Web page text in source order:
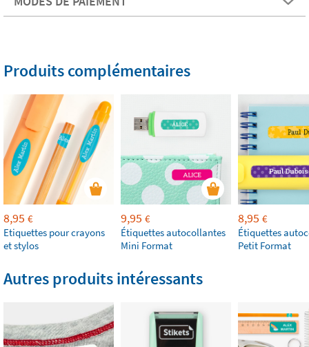
Produits complémentaires
8,95 €
Etiquettes pour crayons
et stylos
9,95 €
Étiquettes autocollantes
Mini Format
8,95 €
Étiquettes
Petit Format
Autres produits intéressants